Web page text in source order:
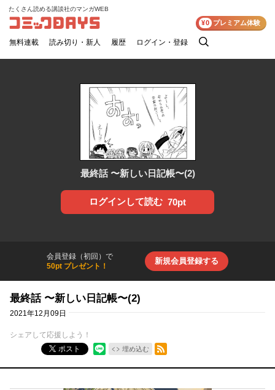
コミックDAYS
たくさん読める講談社のマンガWEB
無料連載 読み切り・新人 履歴 ログイン・登録
検
¥0 プレミアム体験
最終話 〜新しい日記帳〜(2)
ログインして読む 70pt
会員登録（初回）で
50pt プレゼント！
新規会員登録する
最終話 〜新しい日記帳〜(2)
2021年12月09日
シェアして応援しよう！
ポスト
埋め込む
RSSフィード